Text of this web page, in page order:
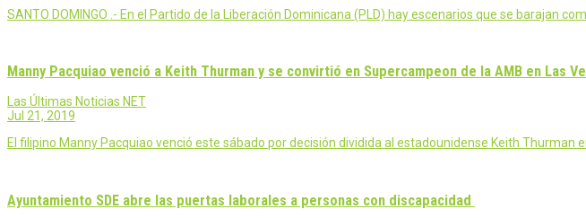
SANTO DOMINGO .- En el Partido de la Liberación Dominicana (PLD) hay escenarios que se barajan
Manny Pacquiao venció a Keith Thurman y se convirtió en Supercampeon de la AMB en Las
Las Últimas Noticias NET
Jul 21, 2019
El filipino Manny Pacquiao venció este sábado por decisión dividida al estadounidense Keith
Ayuntamiento SDE abre las puertas laborales a personas con discapacidad